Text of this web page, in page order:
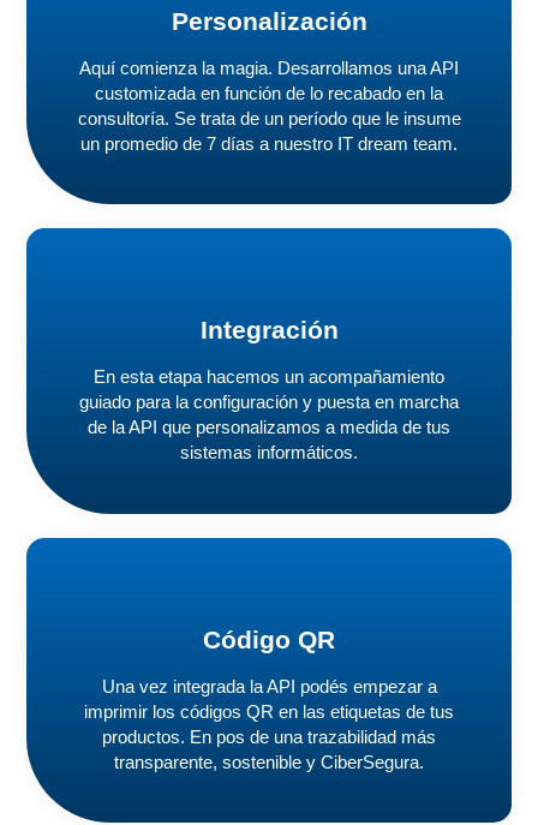
Personalización
Aquí comienza la magia. Desarrollamos una API
customizada en función de lo recabado en la
consultoría. Se trata de un período que le insume
un promedio de 7 días a nuestro IT dream team.
Integración
En esta etapa hacemos un acompañamiento
guiado para la configuración y puesta en marcha
de la API que personalizamos a medida de tus
sistemas informáticos.
Código QR
Una vez integrada la API podés empezar a
imprimir los códigos QR en las etiquetas de tus
productos. En pos de una trazabilidad más
transparente, sostenible y CiberSegura.